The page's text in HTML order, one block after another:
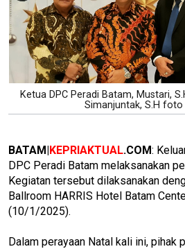
Ketua DPC Peradi Batam, Mustari,
Simanjuntak, S.H
BATAM|KEPRIAKTUAL.COM:
DPC Peradi Batam melaksanakan
Kegiatan tersebut dilaksanakan
Ballroom HARRIS Hotel Batam
(10/1/2025).
Dalam perayaan Natal kali ini, pihak